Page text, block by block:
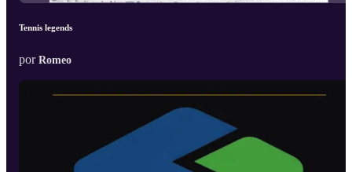
Tennis legends
por Romeo